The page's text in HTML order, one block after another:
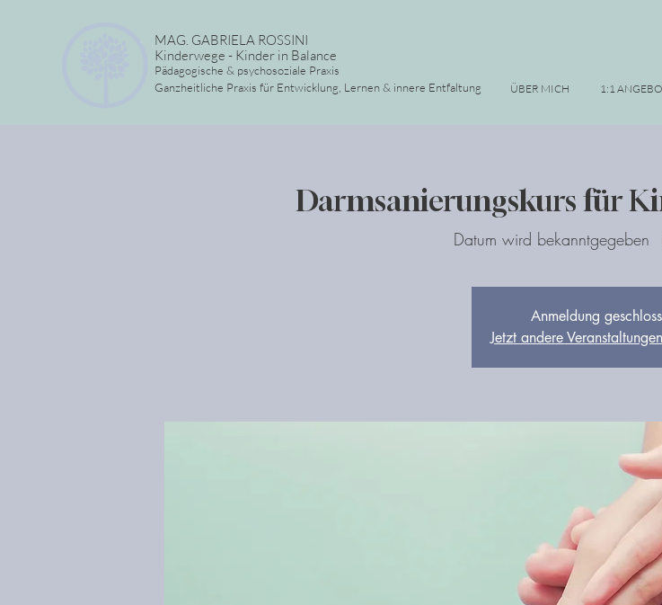
MAG. GABRIELA ROSSINI
Kinderwege - Kinder in Balance
Pädagogische & psychosoziale Praxis
Ganzheitliche Praxis für Entwicklung, Lernen & innere Entfaltung
ÜBER MICH 1:1
Darmsanierungskurs für
Datum wird bekanntgegeben
Anmeldung
Jetzt andere